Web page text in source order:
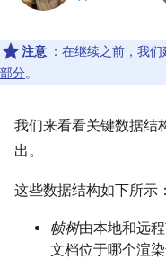
注意 ：在继续之前，我
部分。
我们来看看关键数据结
出。
这些数据结构如下所示：
帧树由本地和远
文档位于哪个渲